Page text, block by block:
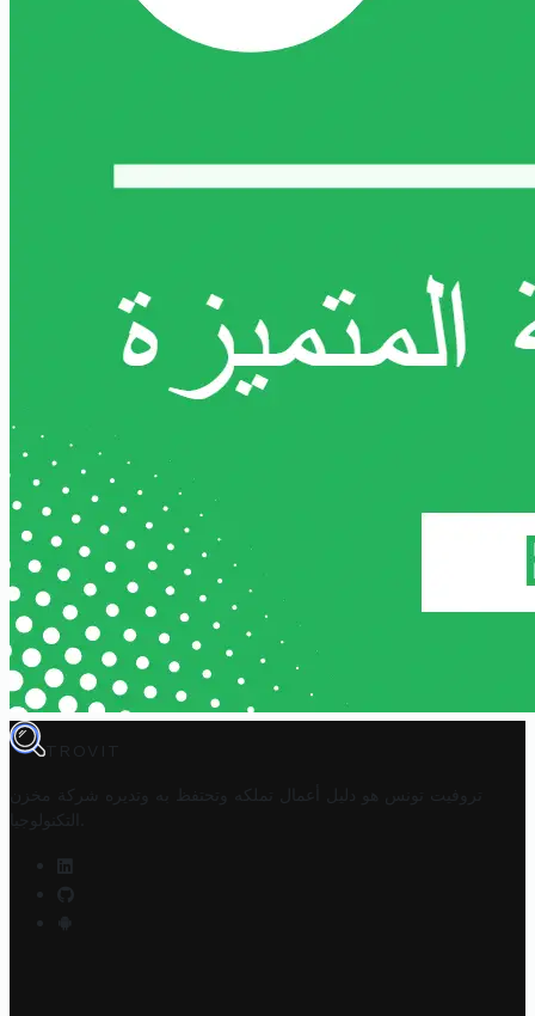
TROVIT
تروفيت تونس هو دليل أعمال تملكه وتحتفظ به وتديره
شركة مخزن
التكنولوجيا